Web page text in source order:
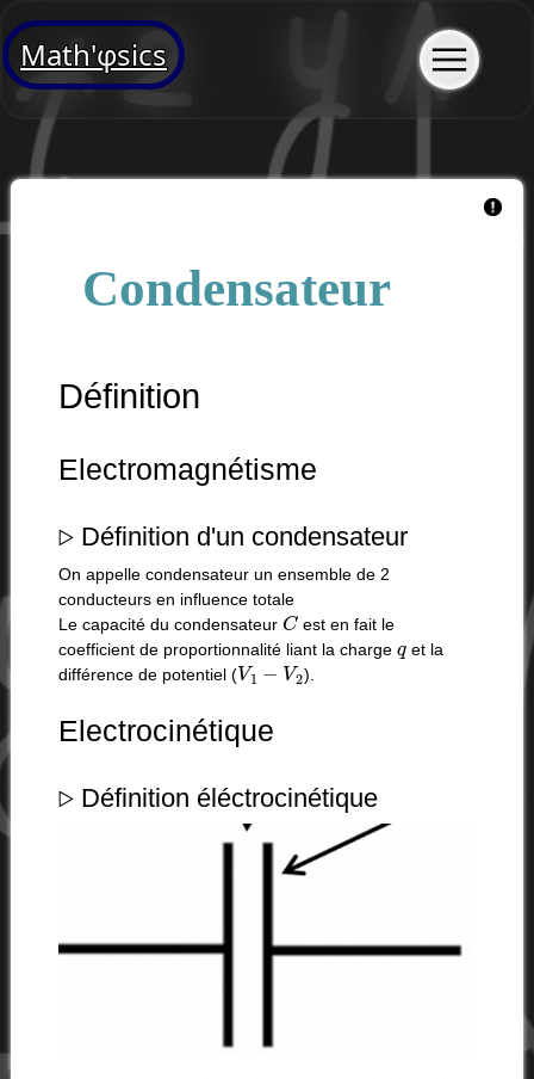
Math'φsics
Condensateur
Définition
Electromagnétisme
Définition d'un condensateur
On appelle condensateur un ensemble de 2
conducteurs en influence totale
Le capacité du condensateur C est en fait le
coefficient de proportionnalité liant la charge
et la
différence de potentiel (V1−V2 ).
Electrocinétique
Définition éléctrocinétique